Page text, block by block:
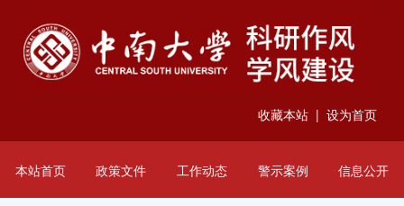
收藏本站 | 设为首页
本站首页 政策文件 工作动态 警示案例 信息公开